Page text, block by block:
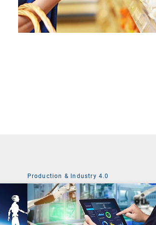
Production & Industry 4.0